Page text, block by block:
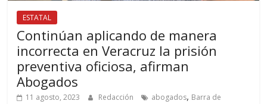
ESTATAL
Continúan aplicando de manera
incorrecta en Veracruz la prisión
preventiva oficiosa, afirman
Abogados
11 agosto, 2023 Redacción abogados, Barra de